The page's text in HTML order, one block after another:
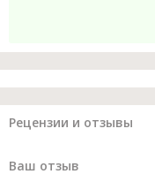
Рецензии и отзывы
Ваш отзыв